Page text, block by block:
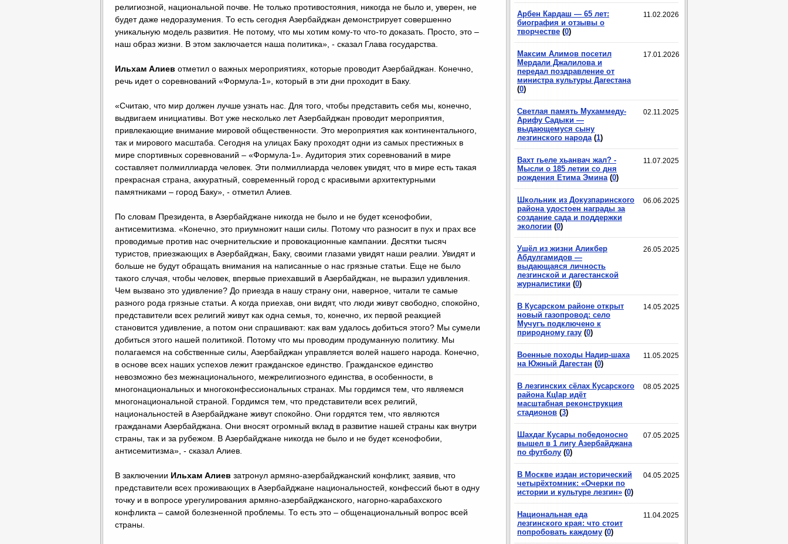
11.02.2026
Арбен Кардаш — 65 лет:
биография и отзывы о
творчестве (0)
17.01.2026
Максим Алимов посетил
Мердали Джалилова и
передал поздравление от
министра культуры Дагестана
(0)
02.11.2025
Светлая память Мухаммеду-
Арифу Садыки —
выдающемуся сыну
лезгинского народа (1)
11.07.2025
Вахт гьеле хьанвач жал? -
Мысли о 185 летии со дня
рождения Етима Эмина (0)
06.06.2025
Школьник из Докузпаринского
района удостоен награды за
создание сада и поддержки
экологии (0)
26.05.2025
Ушёл из жизни Аликбер
Абдулгамидов —
выдающаяся личность
лезгинской и дагестанской
журналистики (0)
14.05.2025
В Кусарском районе открыт
новый газопровод: село
Мучугъ подключено к
природному газу (0)
11.05.2025
Военные походы Надир-шаха
на Южный Дагестан (0)
08.05.2025
В лезгинских сёлах Кусарского
района КцIар идёт
масштабная реконструкция
стадионов (3)
07.05.2025
Шахдаг Кусары победоносно
вышел в 1 лигу Азербайджана
по футболу (0)
04.05.2025
В Москве издан исторический
четырёхтомник: «Очерки по
истории и культуре лезгин» (0)
11.04.2025
Национальная еда
лезгинского края: что стоит
попробовать каждому (0)
религиозной, национальной почве. Не только противостояния, никогда не было и, уверен, не
будет даже недоразумения. То есть сегодня Азербайджан демонстрирует совершенно
уникальную модель развития. Не потому, что мы хотим кому-то что-то доказать. Просто, это –
наш образ жизни. В этом заключается наша политика», - сказал Глава государства.
Ильхам Алиев отметил о важных мероприятиях, которые проводит Азербайджан. Конечно,
речь идет о соревнований «Формула-1», который в эти дни проходит в Баку.
«Считаю, что мир должен лучше узнать нас. Для того, чтобы представить себя мы, конечно,
выдвигаем инициативы. Вот уже несколько лет Азербайджан проводит мероприятия,
привлекающие внимание мировой общественности. Это мероприятия как континентального,
так и мирового масштаба. Сегодня на улицах Баку проходят одни из самых престижных в
мире спортивных соревнований – «Формула-1». Аудитория этих соревнований в мире
составляет полмиллиарда человек. Эти полмиллиарда человек увидят, что в мире есть такая
прекрасная страна, аккуратный, современный город с красивыми архитектурными
памятниками – город Баку», - отметил Алиев.
По словам Президента, в Азербайджане никогда не было и не будет ксенофобии,
антисемитизма. «Конечно, это приумножит наши силы. Потому что разносит в пух и прах все
проводимые против нас очернительские и провокационные кампании. Десятки тысяч
туристов, приезжающих в Азербайджан, Баку, своими глазами увидят наши реалии. Увидят и
больше не будут обращать внимания на написанные о нас грязные статьи. Еще не было
такого случая, чтобы человек, впервые приехавший в Азербайджан, не выразил удивления.
Чем вызвано это удивление? До приезда в нашу страну они, наверное, читали те самые
разного рода грязные статьи. А когда приехав, они видят, что люди живут свободно, спокойно,
представители всех религий живут как одна семья, то, конечно, их первой реакцией
становится удивление, а потом они спрашивают: как вам удалось добиться этого? Мы сумели
добиться этого нашей политикой. Потому что мы проводим продуманную политику. Мы
полагаемся на собственные силы, Азербайджан управляется волей нашего народа. Конечно,
в основе всех наших успехов лежит гражданское единство. Гражданское единство
невозможно без межнационального, межрелигиозного единства, в особенности, в
многонациональных и многоконфессиональных странах. Мы гордимся тем, что являемся
многонациональной страной. Гордимся тем, что представители всех религий,
национальностей в Азербайджане живут спокойно. Они гордятся тем, что являются
гражданами Азербайджана. Они вносят огромный вклад в развитие нашей страны как внутри
страны, так и за рубежом. В Азербайджане никогда не было и не будет ксенофобии,
антисемитизма», - сказал Алиев.
В заключении Ильхам Алиев затронул армяно-азербайджанский конфликт, заявив, что
представители всех проживающих в Азербайджане национальностей, конфессий бьют в одну
точку и в вопросе урегулирования армяно-азербайджанского, нагорно-карабахского
конфликта – самой болезненной проблемы. То есть это – общенациональный вопрос всей
страны.